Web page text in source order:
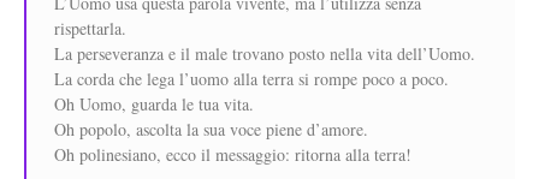
rispettarla.
La perseveranza e il male trovano posto nella vita dell’Uomo.
La corda che lega l’uomo alla terra si rompe poco a poco.
Oh Uomo, guarda le tua vita.
Oh popolo, ascolta la sua voce piene d’amore.
Oh polinesiano, ecco il messaggio: ritorna alla terra!